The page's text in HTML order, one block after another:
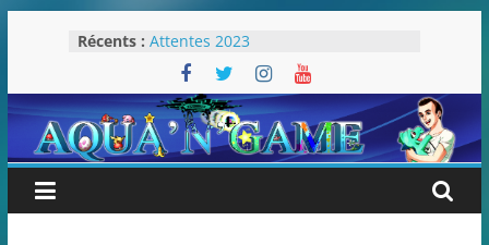
Récents : Attentes 2023
Rétrospective 2022
« Splatoon 3 est-il nécessaire ? »
« Dans les coulisses des JV Harry
Potter »
Pokémon Écarlate : ceci est une
révolution (ou pas) !